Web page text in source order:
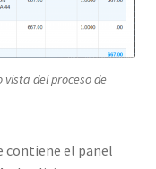
vista del proceso de
contiene el panel